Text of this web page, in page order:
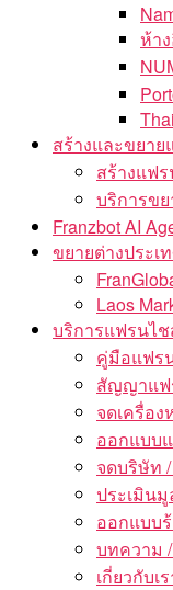
ห้า
สร้างและขยา
สร้างแฟร
บริการข
Franzbot AI
ขยายต่างประเ
Laos
บริการแฟรนไ
คู่มือแฟร
สัญญาแฟ
จดเครื่อ
ออกแบบ
จดบริษัท
ประเมิน
ออกแบบ
บทความ
เกี่ยวกับเ